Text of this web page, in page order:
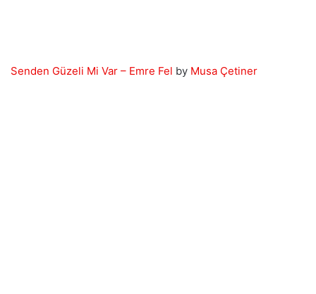
Senden Güzeli Mi Var – Emre Fel by Musa Çetiner